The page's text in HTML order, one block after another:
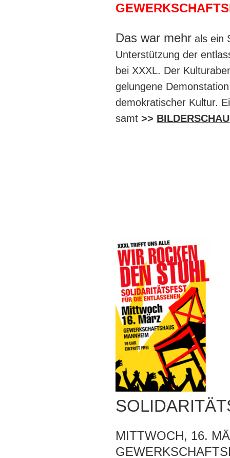
Das war mehr als ein
Unterstützung der
bei XXXL. Der
gelungene
demokratischer Kultur.
samt >>
MITTWOCH, 16.